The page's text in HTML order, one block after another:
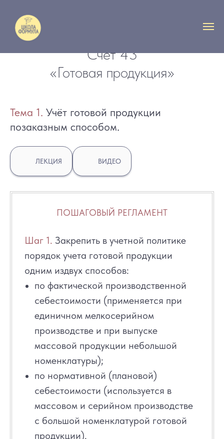
Счет 43
«Готовая продукция»
Тема 1. Учёт готовой продукции
позаказным способом.
ЛЕКЦИЯ ВИДЕО
ПОШАГОВЫЙ РЕГЛАМЕНТ
Шаг 1. Закрепить в учетной политике
порядок учета готовой продукции
одним издвух способов:
по фактической производственной
себестоимости (применяется при
единичном мелкосерийном
производстве и при выпуске
массовой продукции небольшой
номенклатуры);
по нормативной (плановой)
себестоимости (используется в
массовом и серийном производстве
с большой номенклатурой готовой
продукции).